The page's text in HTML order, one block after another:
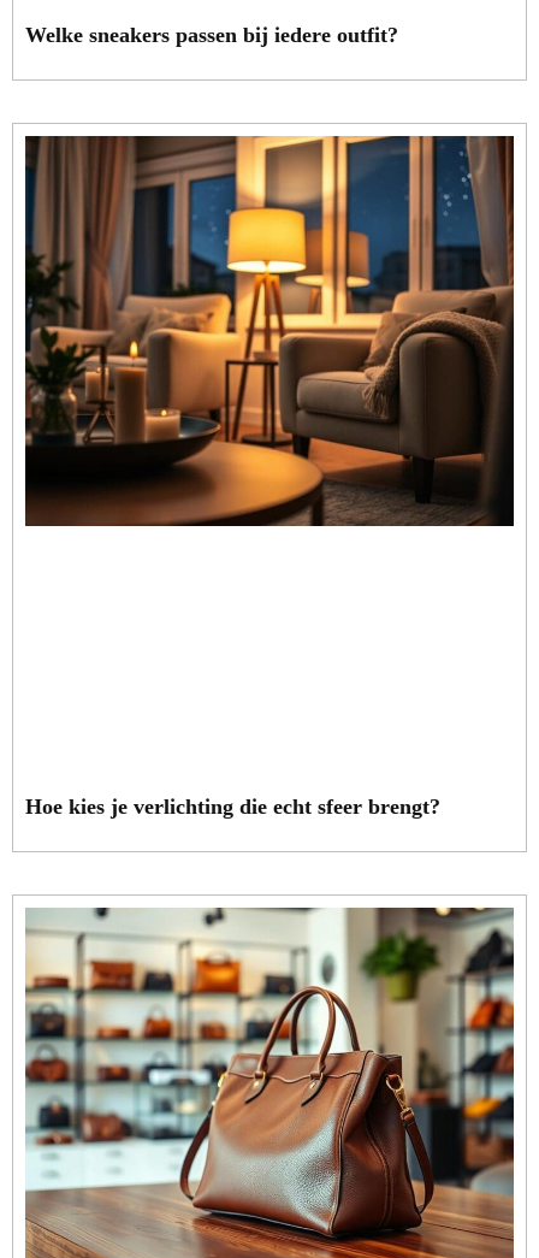
Welke sneakers passen bij iedere outfit?
Hoe kies je verlichting die echt sfeer brengt?